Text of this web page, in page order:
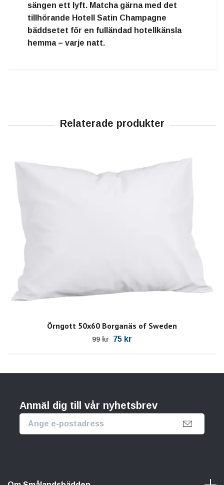
sängen ett lyft. Matcha gärna med det
tillhörande Hotell Satin Champagne
bäddsetet för en fulländad hotellkänsla
hemma – varje natt.
Örngott 50x60 Borganäs of Sweden
99 kr 75 kr
Anmäl dig till vår nyhetsbrev